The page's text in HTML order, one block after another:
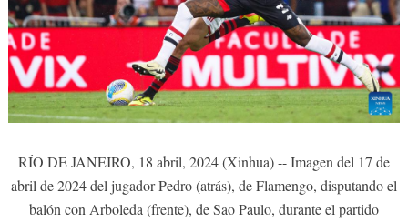
RÍO DE JANEIRO, 18 abril, 2024 (Xinhua) -- Imagen del 17 de
abril de 2024 del jugador Pedro (atrás), de Flamengo, disputando el
balón con Arboleda (frente), de Sao Paulo, durante el partido